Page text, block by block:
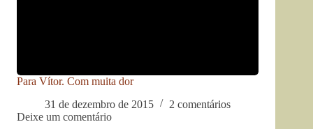
Para Vítor. Com muita dor
31 de dezembro de 2015
2 comentários
Deixe um comentário